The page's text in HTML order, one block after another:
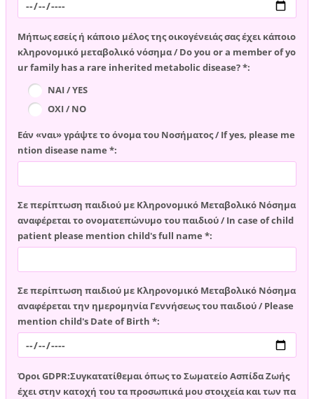
Μήπως εσείς ή κάποιο μέλος της οικογένειάς σας έχει κάποιο
κληρονομικό μεταβολικό νόσημα / Do you or a member of yo
ur family has a rare inherited metabolic disease? *:
ΝΑΙ / YES
ΟΧΙ / NO
Εάν «ναι» γράψτε το όνομα του Νοσήματος / If yes, please me
ntion disease name *:
Σε περίπτωση παιδιού με Κληρονομικό Μεταβολικό Νόσημα
αναφέρεται το ονοματεπώνυμο του παιδιού / In case of child
patient please mention child's full name *:
Σε περίπτωση παιδιού με Κληρονομικό Μεταβολικό Νόσημα
αναφέρεται την ημερομηνία Γεννήσεως του παιδιού / Please
mention child's Date of Birth *:
Όροι GDPR:Συγκατατίθεμαι όπως το Σωματείο Ασπίδα Ζωής
έχει στην κατοχή του τα προσωπικά μου στοιχεία και των πα